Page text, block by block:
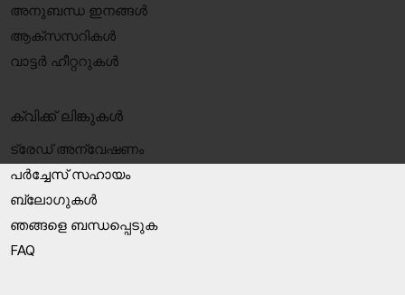
അനുബന്ധ ഇനങ്ങൾ
ആക്‌സസറികൾ
വാട്ടർ ഹീറ്ററുകൾ
ക്വിക്ക് ലിങ്കുകൾ
ട്രേഡ് അന്വേഷണം
പർച്ചേസ് സഹായം
ബ്ലോഗുകൾ
ഞങ്ങളെ ബന്ധപ്പെടുക
FAQ